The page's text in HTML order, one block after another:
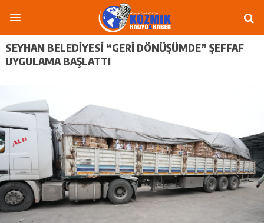
SEYHAN BELEDİYESİ “GERİ DÖNÜŞÜMDE” ŞEFFAF
UYGULAMA BAŞLATTI